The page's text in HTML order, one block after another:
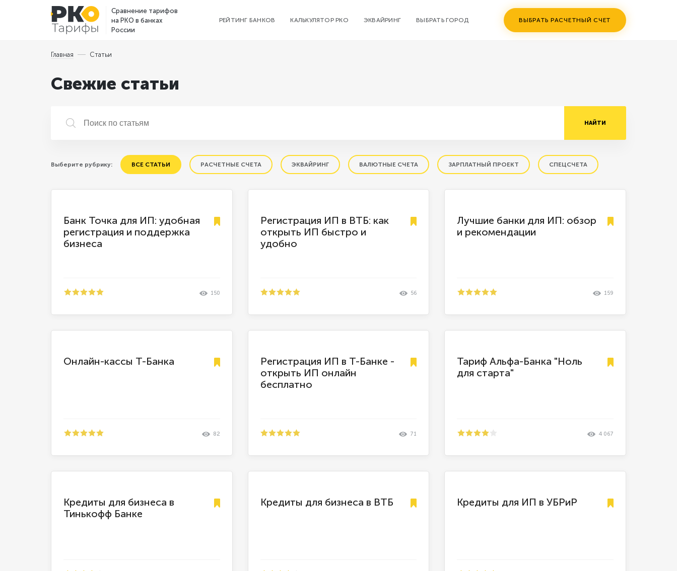
Сравнение тарифов
на РКО в банках
России
РЕЙТИНГ БАНКОВ КАЛЬКУЛЯТОР РКО ЭКВАЙРИНГ ВЫБРАТЬ ГОРОД ВЫБРАТЬ РАСЧЕТНЫЙ СЧЕТ
Главная Статьи
Свежие статьи
НАЙТИ
Выберите рубрику: ВСЕ СТАТЬИ РАСЧЕТНЫЕ СЧЕТА ЭКВАЙРИНГ ВАЛЮТНЫЕ СЧЕТА ЗАРПЛАТНЫЙ ПРОЕКТ СПЕЦСЧЕТА
Банк Точка для ИП: удобная
регистрация и поддержка
бизнеса
150
Регистрация ИП в ВТБ: как
открыть ИП быстро и
удобно
56
Лучшие банки для ИП: обзор
и рекомендации
159
Онлайн-кассы Т-Банка
82
Регистрация ИП в Т-Банке -
открыть ИП онлайн
бесплатно
71
Тариф Альфа-Банка "Ноль
для старта"
4 067
Кредиты для бизнеса в
Тинькофф Банке
Кредиты для бизнеса в ВТБ Кредиты для ИП в УБРиР